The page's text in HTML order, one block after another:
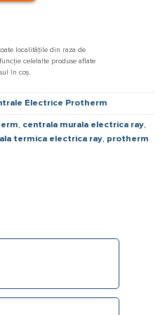
localitățile din raza de
celelalte produse aflate
în coș.
Electrice Protherm
, centrala murala electrica ray,
termica electrica ray, protherm